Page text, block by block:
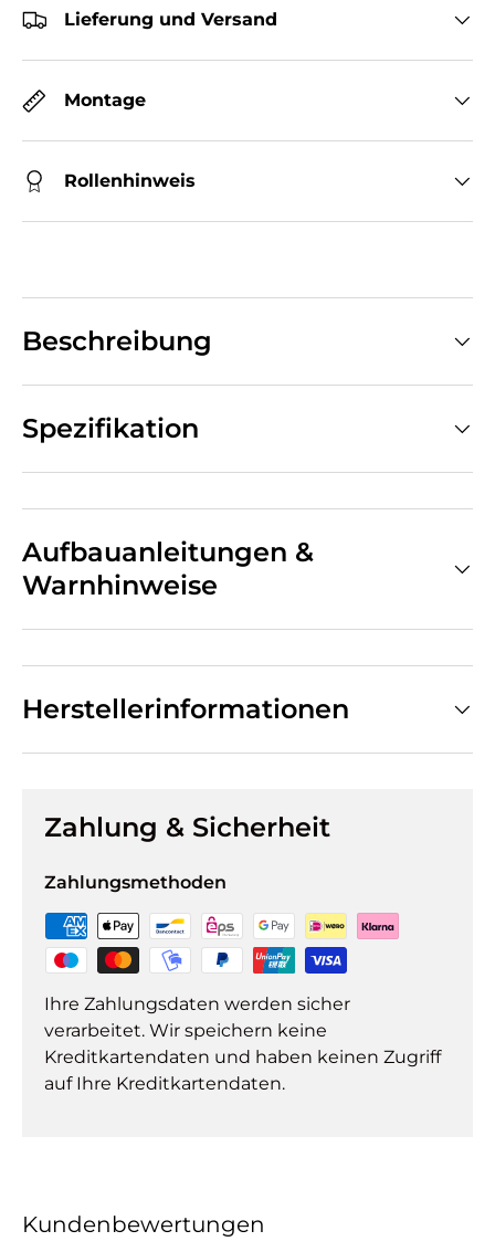
Lieferung und Versand
Montage
Rollenhinweis
Beschreibung
Spezifikation
Aufbauanleitungen &
Warnhinweise
Herstellerinformationen
Zahlung & Sicherheit
Zahlungsmethoden
Ihre Zahlungsdaten werden sicher
verarbeitet. Wir speichern keine
Kreditkartendaten und haben keinen Zugriff
auf Ihre Kreditkartendaten.
Kundenbewertungen